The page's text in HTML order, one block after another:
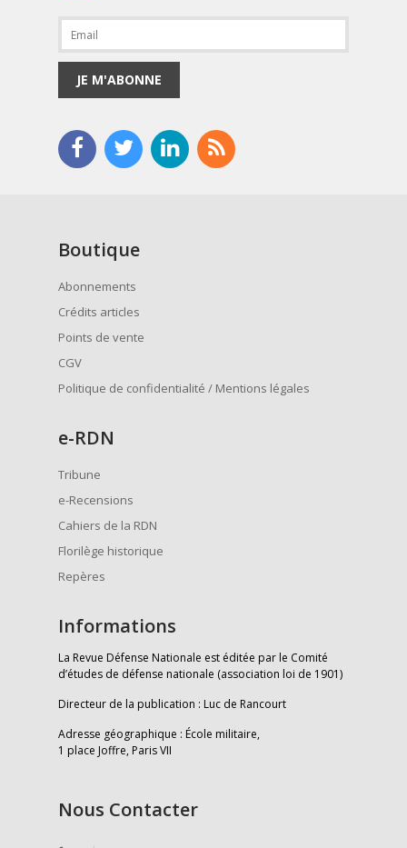
JE M'ABONNE
Boutique
Abonnements
Crédits articles
Points de vente
CGV
Politique de confidentialité / Mentions légales
e-RDN
Tribune
e-Recensions
Cahiers de la RDN
Florilège historique
Repères
Informations
La Revue Défense Nationale est éditée par le Comité
d’études de défense nationale (association loi de 1901)
Directeur de la publication : Luc de Rancourt
Adresse géographique : École militaire,
1 place Joffre, Paris VII
Nous Contacter